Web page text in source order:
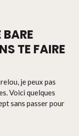
TE FAIRE
je peux pas
Voici quelques
sans passer pour